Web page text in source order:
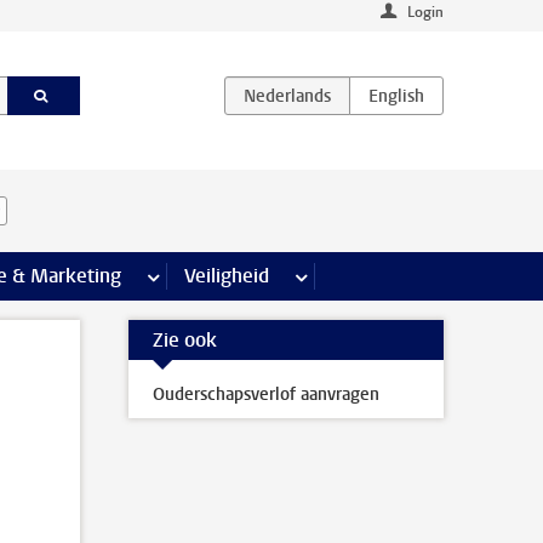
Login
& Marketing meer Communicatie & Marketing pagina’s
Veiligheid meer Veiligheid pagina’s
Zie ook
Ouderschapsverlof aanvragen